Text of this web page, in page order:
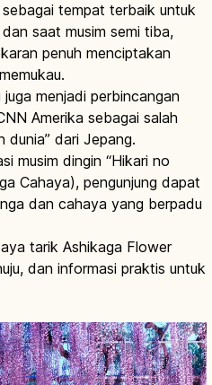
tempat terbaik untuk
saat musim semi tiba,
penuh menciptakan
menjadi perbincangan
Amerika sebagai salah
dunia” dari Jepang.
musim dingin “Hikari no
Cahaya), pengunjung dapat
dan cahaya yang berpadu
tarik Ashikaga Flower
dan informasi praktis untuk